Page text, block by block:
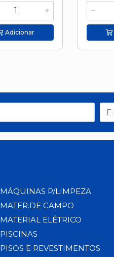
Adicionar
MÁQUINAS P/LIMPEZA
MATER.DE CAMPO
MATERIAL ELÉTRICO
PISCINAS
PISOS E REVESTIMENTOS